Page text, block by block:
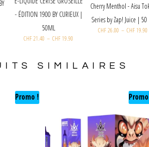
E-LIQUIDE ARIA - EGGZ BY
FURIOSA | 50ML
CHF19.90
–
21.40
(MMF) 200g
39.90
SIMILAIRES
Promo !